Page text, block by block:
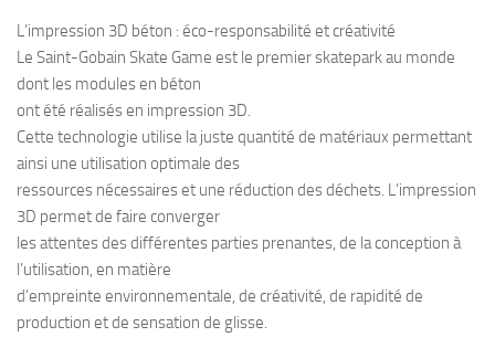
L’impression 3D béton : éco-responsabilité et créativité
Le Saint-Gobain Skate Game est le premier skatepark au monde
dont les modules en béton
ont été réalisés en impression 3D.
Cette technologie utilise la juste quantité de matériaux permettant
ainsi une utilisation optimale des
ressources nécessaires et une réduction des déchets. L’impression
3D permet de faire converger
les attentes des différentes parties prenantes, de la conception à
l’utilisation, en matière
d’empreinte environnementale, de créativité, de rapidité de
production et de sensation de glisse.